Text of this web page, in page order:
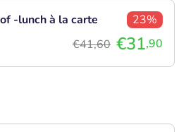
-lunch à la carte
23%
€41,60 €31,90